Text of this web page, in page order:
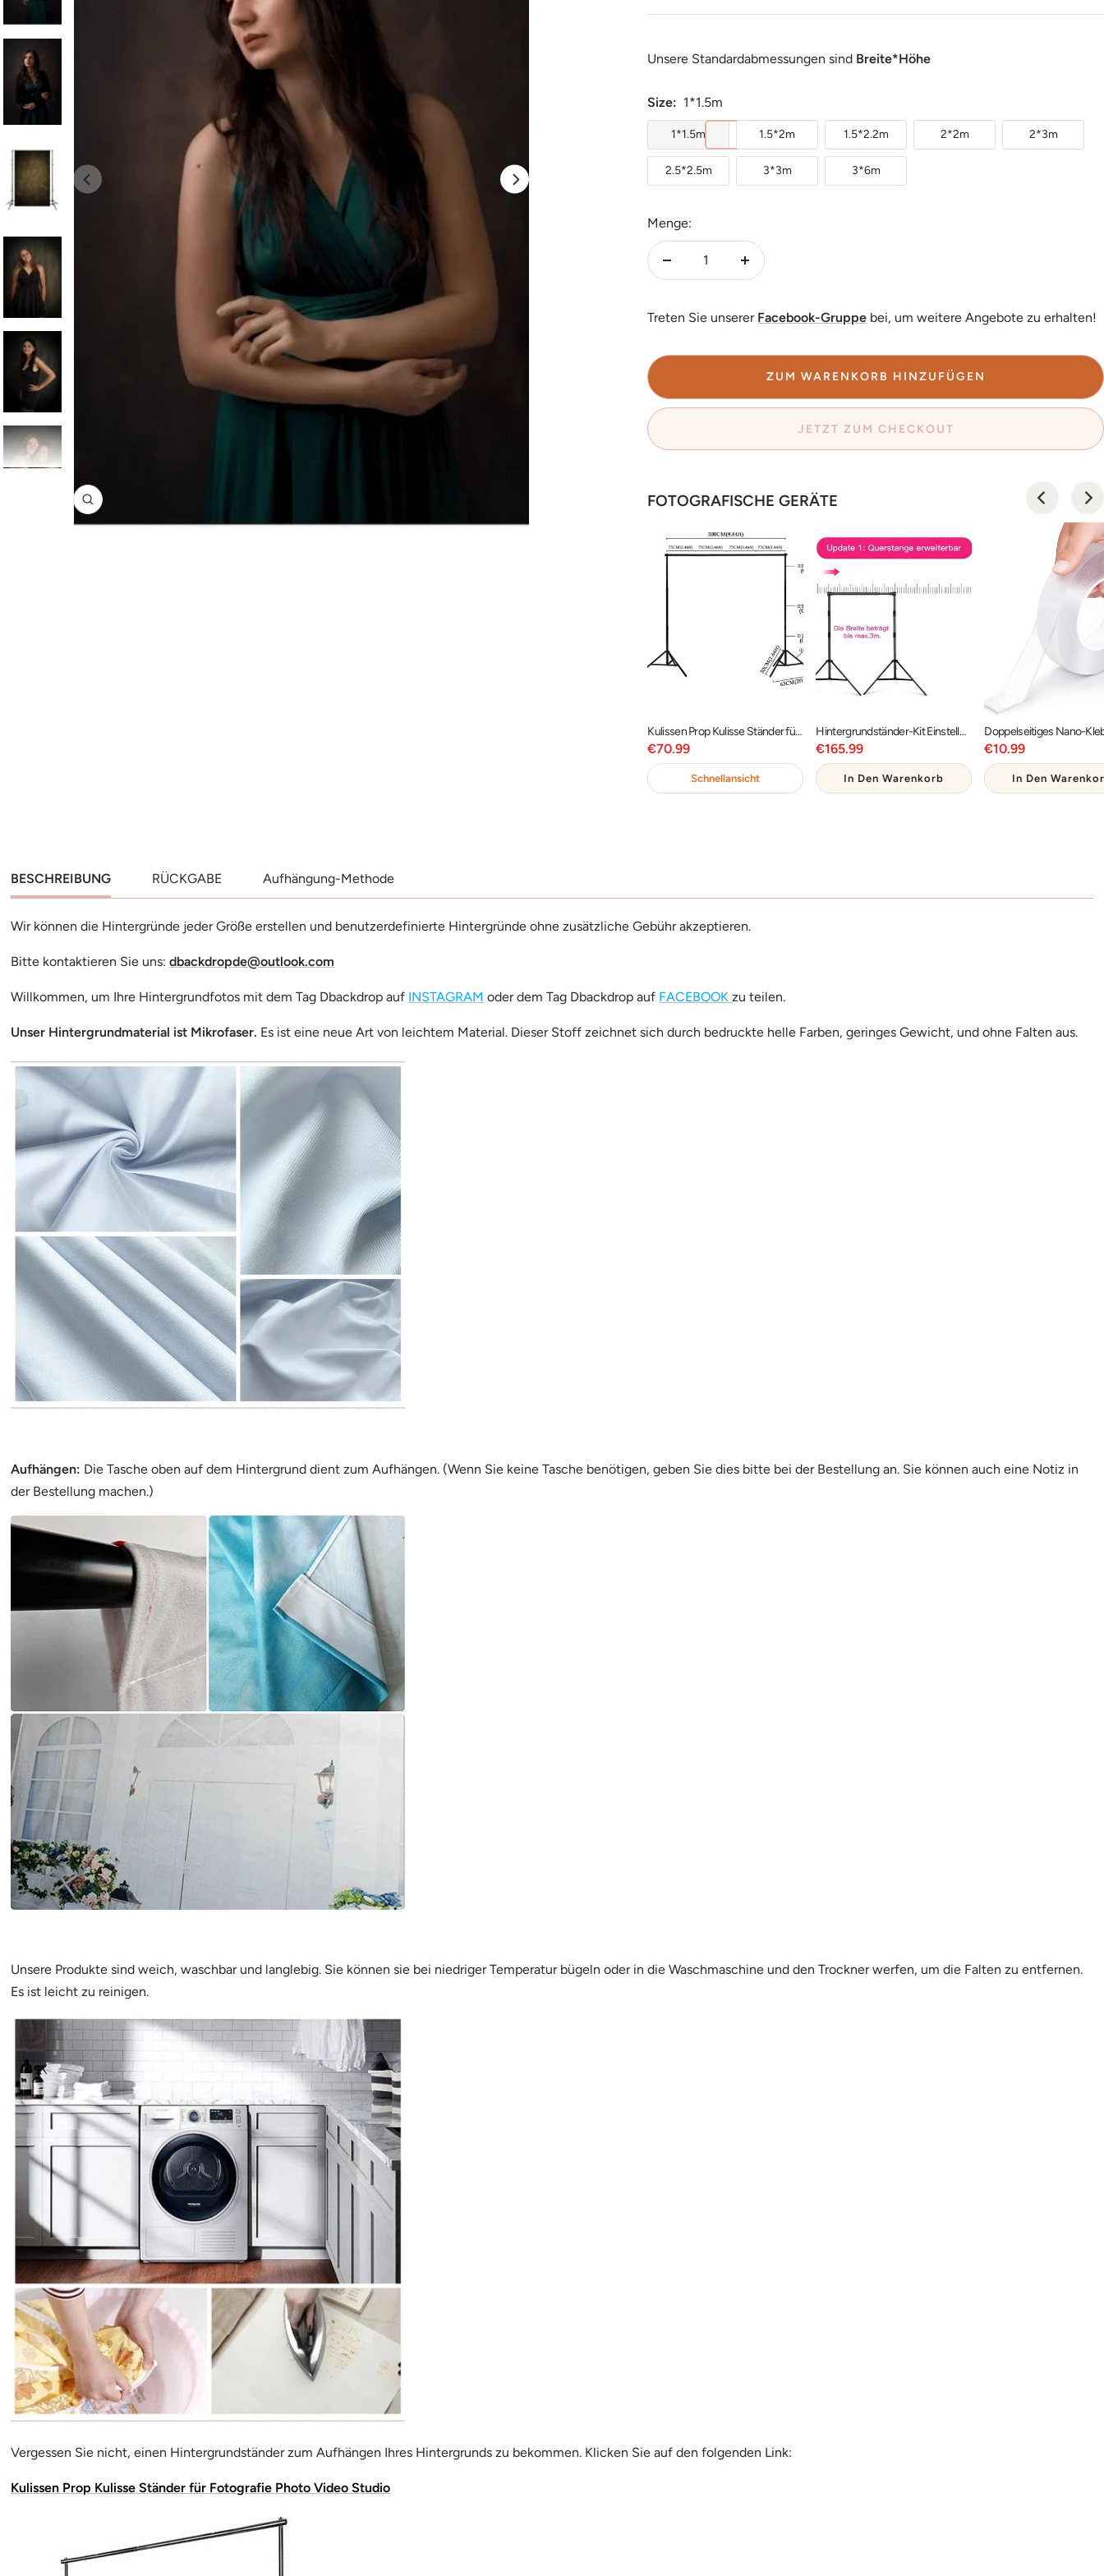
Zoom
Unsere Standardabmessungen sind Breite*Höhe
Size: 1*1.5m
1*1.5m 1.5*2m 1.5*2.2m 2*2m 2*3m
2.5*2.5m 3*3m 3*6m
Menge:
Menge
Menge
Treten Sie unserer Facebook-Gruppe bei, um weitere Angebote zu erhalten!
ZUM WARENKORB HINZUFÜGEN
JETZT ZUM CHECKOUT
FOTOGRAFISCHE GERÄTE
Kulissen Prop Kulisse Ständer für Fotografie Photo Video Studio PROP-RF0005
Angebotspreis
€70.99
Schnellansicht
Hintergrundständer-Kit Einstellbares Hintergrund-Stützsystem PR2
Angebotspreis
€165.99
In Den Warenkorb
€10.99
In Den
BESCHREIBUNG RÜCKGABE Aufhängung-Methode
Wir können die Hintergründe jeder Größe erstellen und benutzerdefinierte Hintergründe ohne zusätzliche Gebühr akzeptieren.
Bitte kontaktieren Sie uns:dbackdropde@outlook.com
Willkommen, um Ihre Hintergrundfotos mit dem Tag Dbackdrop auf INSTAGRAM oder dem Tag Dbackdrop auf FACEBOOK zu teilen.
Unser Hintergrundmaterial ist Mikrofaser. Es ist eine neue Art von leichtem Material. Dieser Stoff zeichnet sich durch bedruckte helle Farben, geringes Gewicht, und ohne Falten aus.
Aufhängen: Die Tasche oben auf dem Hintergrund dient zum Aufhängen. (Wenn Sie keine Tasche benötigen, geben Sie dies bitte bei der Bestellung an. Sie können auch eine Notiz in
der Bestellung machen.)
Unsere Produkte sind weich, waschbar und langlebig. Sie können sie bei niedriger Temperatur bügeln oder in die Waschmaschine und den Trockner werfen, um die Falten zu entfernen.
Es ist leicht zu reinigen.
Vergessen Sie nicht, einen Hintergrundständer zum Aufhängen Ihres Hintergrunds zu bekommen. Klicken Sie auf den folgenden Link:
Kulissen Prop Kulisse Ständer für Fotografie Photo Video Studio